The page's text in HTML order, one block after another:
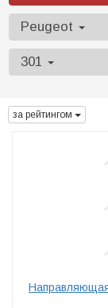
Peugeot
301
за рейтингом
Направляющая